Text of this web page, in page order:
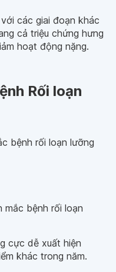
các giai đoạn khác
cả triệu chứng hưng
hoạt động nặng.
Rối loạn
bệnh rối loạn lưỡng
mắc bệnh rối loạn
cực dễ xuất hiện
khác trong năm.